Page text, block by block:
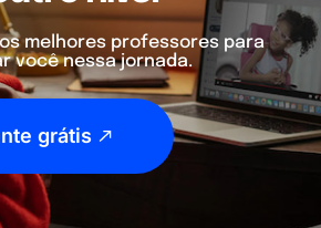
melhores professores para
você nessa jornada.
grátis